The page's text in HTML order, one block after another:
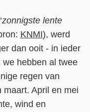
zonnigste lente
KNMI), werd
dan ooit - in ieder
hebben al twee
regen van
maart. April en mei
wind en